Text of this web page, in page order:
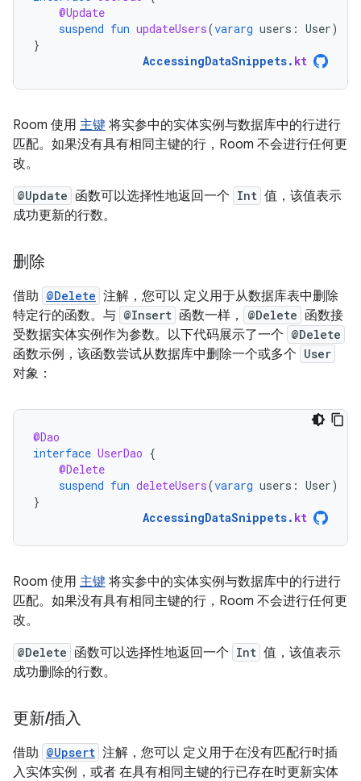
@Update
suspend fun updateUsers(vararg users : User)
}
AccessingDataSnippets. kt
Room 使用 主键 将实参中的实体实例与数据库中的行进行
匹配。如果没有具有相同主键的行，Room 不会进行任何更
改。
@Update 函数可以选择性地返回一个 Int 值，该值表示
成功更新的行数。
删除
借助 @Delete 注解，您可以 定义用于从数据库表中删除
特定行的函数。与 @Insert 函数一样， @Delete 函数接
受数据实体实例作为参数。以下代码展示了一个 @Delete
函数示例，该函数尝试从数据库中删除一个或多个 User
对象：
@Dao
interface UserDao {
@Delete
suspend fun deleteUsers(vararg users : User)
}
AccessingDataSnippets. kt
Room 使用 主键 将实参中的实体实例与数据库中的行进行
匹配。如果没有具有相同主键的行，Room 不会进行任何更
改。
@Delete 函数可以选择性地返回一个 Int 值，该值表示
成功删除的行数。
更新/插入
借助 @Upsert 注解，您可以 定义用于在没有匹配行时插
入实体实例，或者 在具有相同主键的行已存在时更新实体